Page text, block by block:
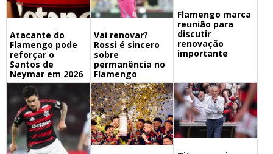
Atacante do
Flamengo pode
reforçar o
Santos de
Neymar em 2026
Vai renovar?
Rossi é sincero
sobre
permanência no
Flamengo
Flamengo marca
reunião para
discutir
renovação
importante